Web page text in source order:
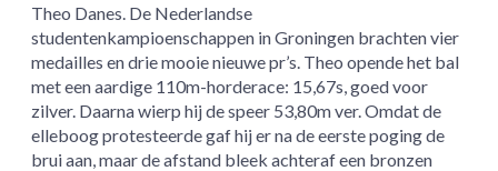
Theo Danes. De Nederlandse
studentenkampioenschappen in Groningen brachten vier
medailles en drie mooie nieuwe pr’s. Theo opende het bal
met een aardige 110m-horderace: 15,67s, goed voor
zilver. Daarna wierp hij de speer 53,80m ver. Omdat de
elleboog protesteerde gaf hij er na de eerste poging de
brui aan, maar de afstand bleek achteraf een bronzen